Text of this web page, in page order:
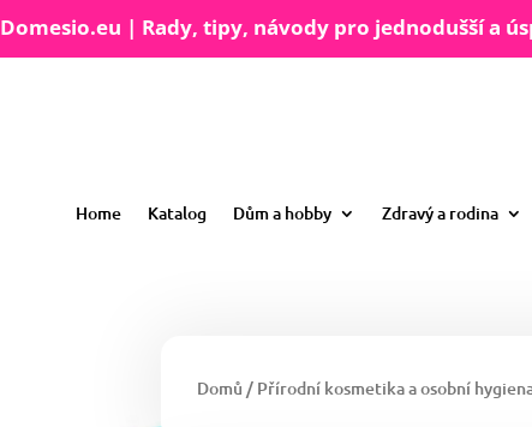
Domesio.eu | Rady, tipy, návody pro jednodušší a
Home Katalog Dům a hobby Zdravý a rodina
Domů / Přírodní kosmetika a osobní